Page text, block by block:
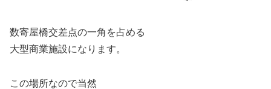
数寄屋橋交差点の一角を占める
大型商業施設になります。
この場所なので当然